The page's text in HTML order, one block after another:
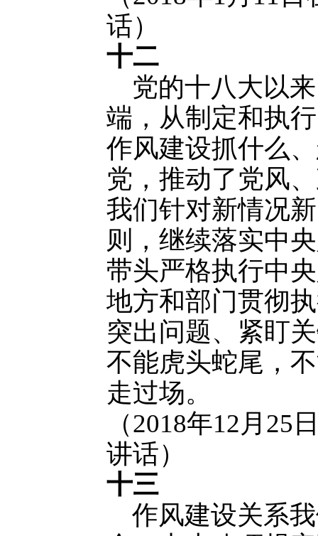
话）
十二
党的十八大以
端，从制定和执
作风建设抓什么
党，推动了党风
我们针对新情况
则，继续落实中
带头严格执行中
地方和部门贯彻
突出问题、紧盯
不能虎头蛇尾，
走过场。
（2018年12月
讲话）
十三
作风建设关系